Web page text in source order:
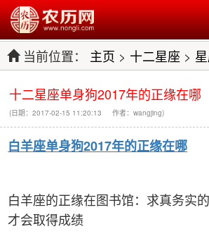
当前位置： 主页 > 十二星座 >
十二星座单身狗2017年的正缘在哪
(日期：2017-02-15 11:20:13 作者：wangjing)
白羊座单身狗2017年的正缘在哪
白羊座的正缘在图书馆：求真务实
才会取得成绩